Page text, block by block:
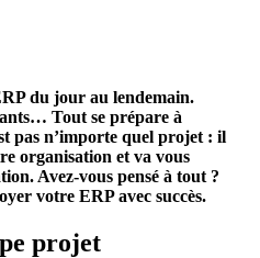
du jour au lendemain.
Tout se prépare à
pas n’importe quel projet : il
organisation et va vous
Avez-vous pensé à tout ?
votre ERP avec succès.
projet